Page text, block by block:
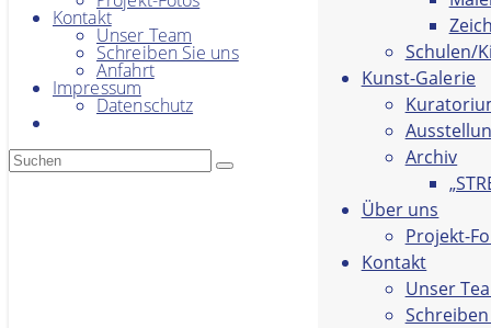
Schulen/
Kunst-Galerie
Archiv
Über uns
Projekt-
Kontakt
Unser
Kontakt
Unser Team
Schreiben Sie uns
Anfahrt
Impressum
Datenschutz